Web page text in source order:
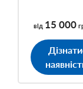
від 15 000